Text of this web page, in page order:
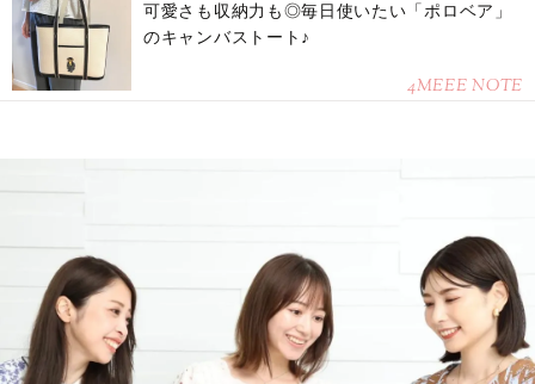
可愛さも収納力も◎毎日使いたい「ポロベア」
のキャンバストート♪
4MEEE NOTE